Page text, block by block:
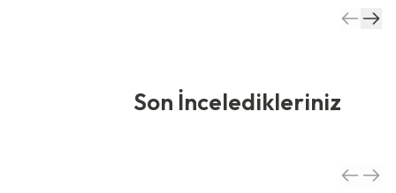
Son İnceledikleriniz